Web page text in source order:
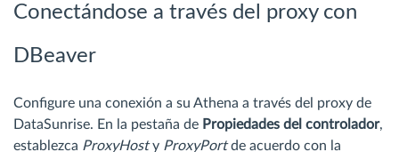
Conectándose a través del proxy con
DBeaver
Configure una conexión a su Athena a través del proxy de
DataSunrise. En la pestaña de Propiedades del controlador,
establezca ProxyHosty ProxyPortde acuerdo con la